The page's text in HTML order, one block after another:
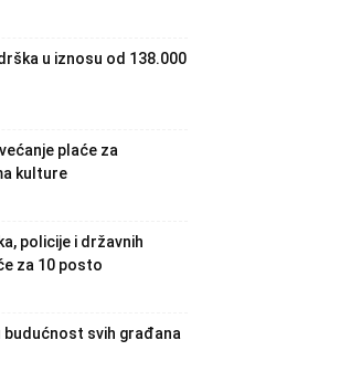
u iznosu od 138.000
plaće za
kulture
policije i državnih
za 10 posto
budućnost svih građana